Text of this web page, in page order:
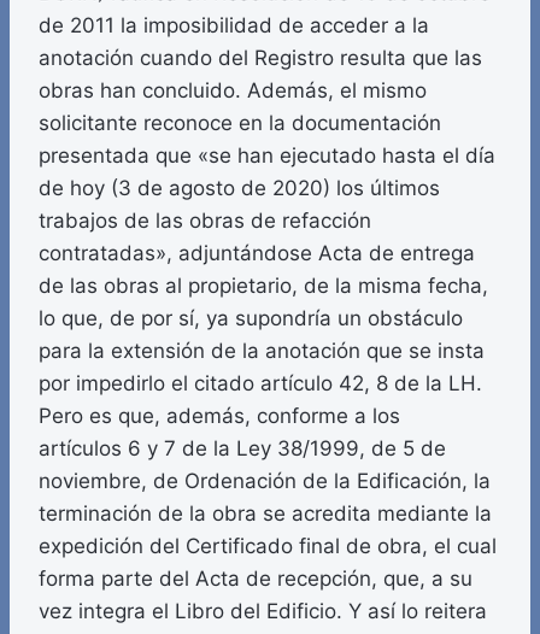
de 2011 la imposibilidad de acceder a la
anotación cuando del Registro resulta que las
obras han concluido. Además, el mismo
solicitante reconoce en la documentación
presentada que «se han ejecutado hasta el día
de hoy (3 de agosto de 2020) los últimos
trabajos de las obras de refacción
contratadas», adjuntándose Acta de entrega
de las obras al propietario, de la misma fecha,
lo que, de por sí, ya supondría un obstáculo
para la extensión de la anotación que se insta
por impedirlo el citado artículo 42, 8 de la LH.
Pero es que, además, conforme a los
artículos 6 y 7 de la Ley 38/1999, de 5 de
noviembre, de Ordenación de la Edificación, la
terminación de la obra se acredita mediante la
expedición del Certificado final de obra, el cual
forma parte del Acta de recepción, que, a su
vez integra el Libro del Edificio. Y así lo reitera